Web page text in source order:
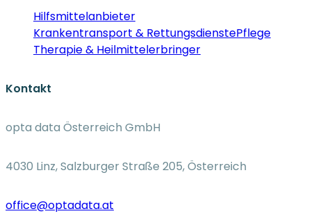
Hilfsmittelanbieter
Krankentransport & RettungsdienstePflege
Therapie & Heilmittelerbringer
Kontakt
opta data Österreich GmbH
4030 Linz, Salzburger Straße 205, Österreich
office@optadata.at